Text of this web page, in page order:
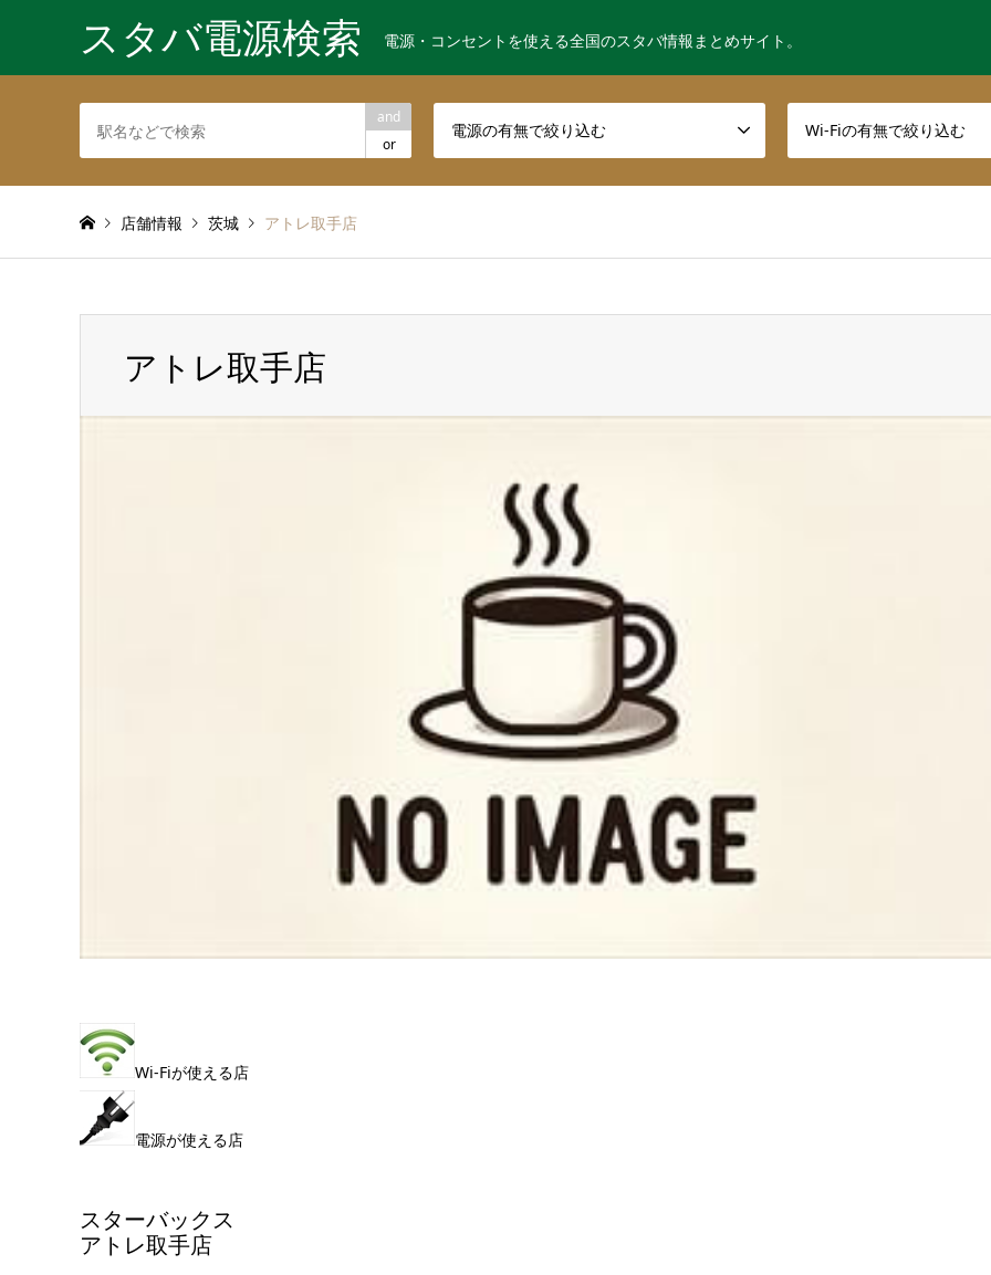
スタバ電源検索 電源・コンセントを使える全国のスタバ情報まとめサイト。
and
or
電源の有無で絞り込む Wi-Fiの有無で絞り込む
店舗情報 茨城 アトレ取手店
アトレ取手店
Wi-Fiが使える店
電源が使える店
スターバックス
アトレ取手店